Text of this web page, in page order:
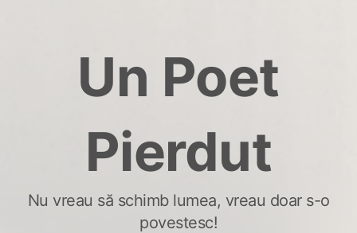
Un Poet
Pierdut
Nu vreau să schimb lumea, vreau doar s-o
povestesc!